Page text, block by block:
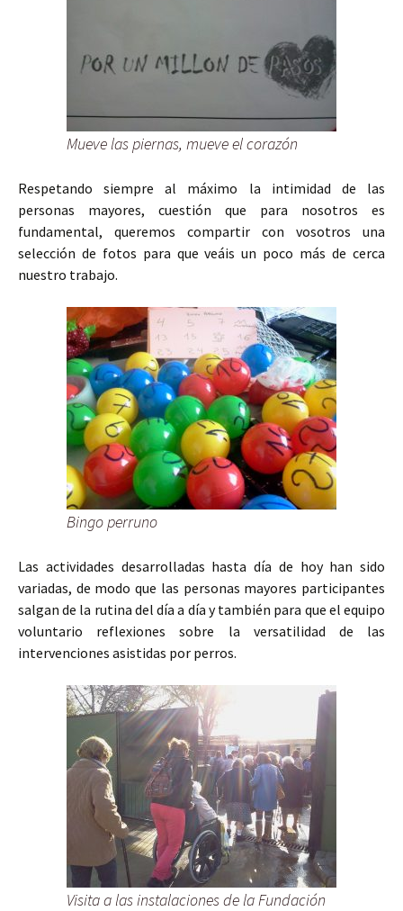
Mueve las piernas, mueve el corazón
Respetando siempre al máximo la intimidad de las
personas mayores, cuestión que para nosotros es
fundamental, queremos compartir con vosotros una
selección de fotos para que veáis un poco más de cerca
nuestro trabajo.
Bingo perruno
Las actividades desarrolladas hasta día de hoy han sido
variadas, de modo que las personas mayores participantes
salgan de la rutina del día a día y también para que el equipo
voluntario reflexiones sobre la versatilidad de las
intervenciones asistidas por perros.
Visita a las instalaciones de la Fundación